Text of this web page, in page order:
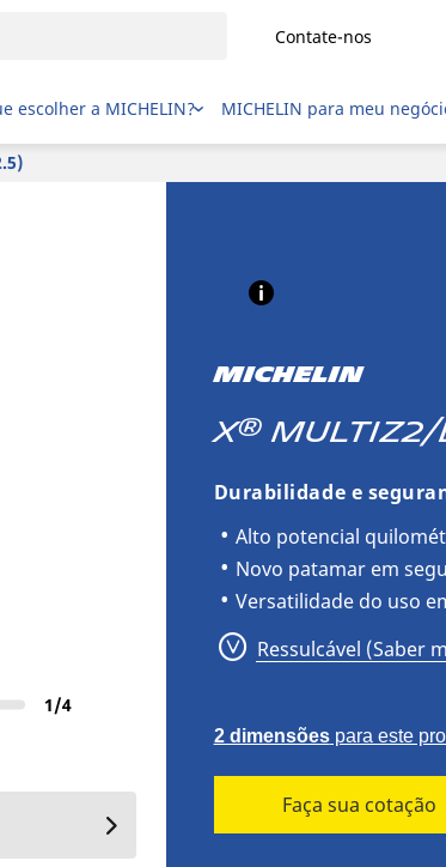
Contate-nos
escolher a MICHELIN? MICHELIN para meu
Michelin
1/4
MICHELIN
X®
Durabilidade e
Alto potencial
Novo patamar em
Versatilidade do uso
Ressulcável (Saber
2 dimensõespara este
Faça sua cotação